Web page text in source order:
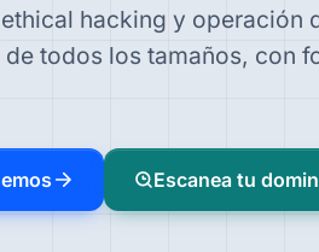
hacking y operación
de todos los tamaños, con
Escanea tu